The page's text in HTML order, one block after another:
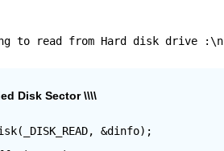
Disk Sector \\\\
&dinfo);